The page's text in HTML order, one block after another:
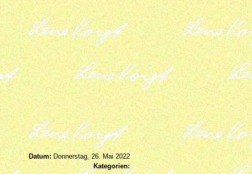
Datum: Donnerstag, 26. Mai 2022
Kategorien: